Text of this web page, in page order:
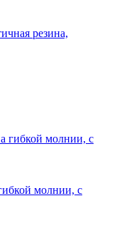
резина,
молнии, с